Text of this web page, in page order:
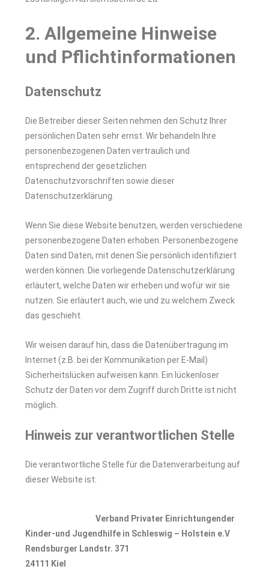
2. Allgemeine Hinweise
und Pflichtinformationen
Datenschutz
Die Betreiber dieser Seiten nehmen den Schutz Ihrer
persönlichen Daten sehr ernst. Wir behandeln Ihre
personenbezogenen Daten vertraulich und
entsprechend der gesetzlichen
Datenschutzvorschriften sowie dieser
Datenschutzerklärung.
Wenn Sie diese Website benutzen, werden verschiedene
personenbezogene Daten erhoben. Personenbezogene
Daten sind Daten, mit denen Sie persönlich identifiziert
werden können. Die vorliegende Datenschutzerklärung
erläutert, welche Daten wir erheben und wofür wir sie
nutzen. Sie erläutert auch, wie und zu welchem Zweck
das geschieht.
Wir weisen darauf hin, dass die Datenübertragung im
Internet (z.B. bei der Kommunikation per E-Mail)
Sicherheitslücken aufweisen kann. Ein lückenloser
Schutz der Daten vor dem Zugriff durch Dritte ist nicht
möglich.
Hinweis zur verantwortlichen Stelle
Die verantwortliche Stelle für die Datenverarbeitung auf
dieser Website ist:
Verband Privater Einrichtungender
Kinder-und Jugendhilfe in Schleswig – Holstein e.V
Rendsburger Landstr. 371
24111 Kiel